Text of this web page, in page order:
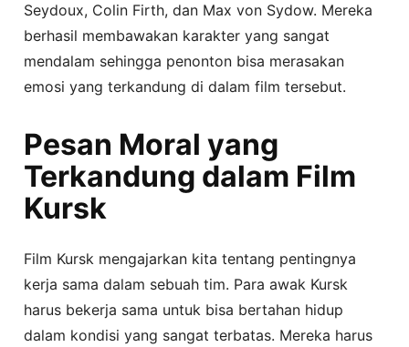
Seydoux, Colin Firth, dan Max von Sydow. Mereka
berhasil membawakan karakter yang sangat
mendalam sehingga penonton bisa merasakan
emosi yang terkandung di dalam film tersebut.
Pesan Moral yang
Terkandung dalam Film
Kursk
Film Kursk mengajarkan kita tentang pentingnya
kerja sama dalam sebuah tim. Para awak Kursk
harus bekerja sama untuk bisa bertahan hidup
dalam kondisi yang sangat terbatas. Mereka harus